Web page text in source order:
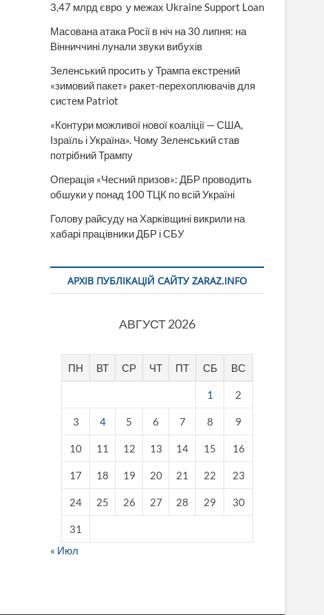
3,47 млрд євро у межах Ukraine Support Loan
Масована атака Росії в ніч на 30 липня: на
Вінниччині лунали звуки вибухів
Зеленський просить у Трампа екстрений
«зимовий пакет» ракет-перехоплювачів для
систем Patriot
«Контури можливої нової коаліції — США,
Ізраїль і Україна». Чому Зеленський став
потрібний Трампу
Операція «Чесний призов»: ДБР проводить
обшуки у понад 100 ТЦК по всій Україні
Голову райсуду на Харківщині викрили на
хабарі працівники ДБР і СБУ
АРХІВ ПУБЛІКАЦІЙ САЙТУ ZARAZ.INFO
АВГУСТ 2026
ПН ВТ СР ЧТ ПТ СБ ВС
1 2
3 4 5 6 7 8 9
10 11 12 13 14 15 16
17 18 19 20 21 22 23
24 25 26 27 28 29 30
31
« Июл